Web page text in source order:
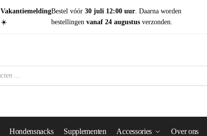
Vakantiemelding
☀️
Bestel vóór 30 juli 12:00 uur. Daarna worden
bestellingen vanaf 24 augustus verzonden.
Hondensnacks Supplementen Accessories Over ons